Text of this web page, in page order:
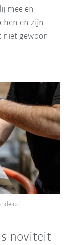
mee en
en zijn
niet gewoon
ideaal.
noviteit